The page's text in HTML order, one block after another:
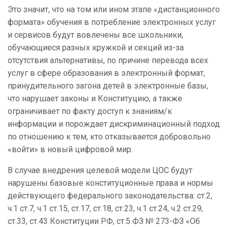
Это значит, что на том или ином этапе «дистанционного
формата» обучения в потребление электронных услуг
и сервисов будут вовлечены все школьники,
обучающиеся разных кружкой и секций из-за
отсутствия альтернативы, по причине перевода всех
услуг в сфере образования в электронный формат,
принудительного загона детей в электронные базы,
что нарушает законы и Конституцию, а также
ограничивает по факту доступ к знаниям/к
информации и порождает дискриминационный подход
по отношению к тем, кто отказывается добровольно
«войти» в новый цифровой мир.
В случае внедрения целевой модели ЦОС будут
нарушены базовые конституционные права и нормы
действующего федерального законодательства: ст.2,
ч.1 ст.7, ч.1 ст.15, ст.17, ст.18, ст.23, ч.1 ст.24, ч.2 ст.29,
ст.33, ст.43 Конституции РФ, ст.5 ФЗ № 273-ФЗ «Об